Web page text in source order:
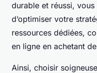
durable et réussi,
d’optimiser votre
ressources dédiées,
en ligne en achetant
Ainsi, choisir